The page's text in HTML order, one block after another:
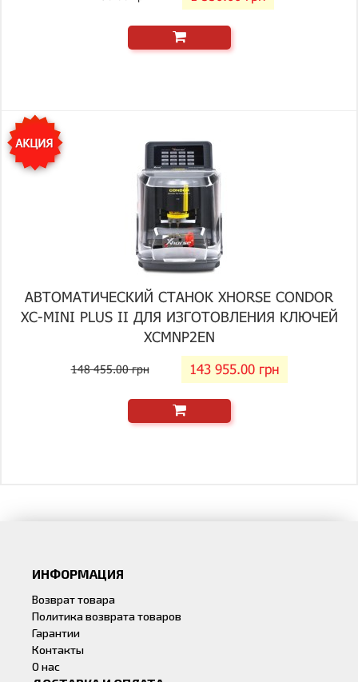
АВТОМАТИЧЕСКИЙ СТАНОК XHORSE CONDOR
XC-MINI PLUS II ДЛЯ ИЗГОТОВЛЕНИЯ КЛЮЧЕЙ
XCMNP2EN
148 455.00 грн 143 955.00 грн
ИНФОРМАЦИЯ
Возврат товара
Политика возврата товаров
Гарантии
Контакты
О нас